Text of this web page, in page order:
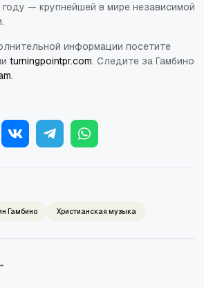
— крупнейшей в мире независимой
информации посетите
turningpointpr.com. Следите за Гамбино
.
Гамбино Христианская музыка